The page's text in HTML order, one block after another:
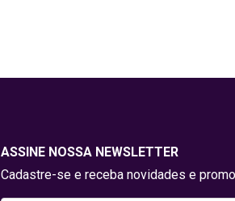
ASSINE NOSSA NEWSLETTER
Cadastre-se e receba novidades e